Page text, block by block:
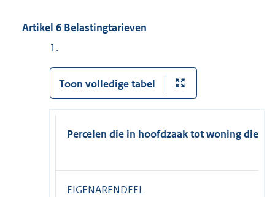
Artikel 6 Belastingtarieven
1.
Toon volledige tabel
Percelen die in hoofdzaak tot woning
EIGENARENDEEL